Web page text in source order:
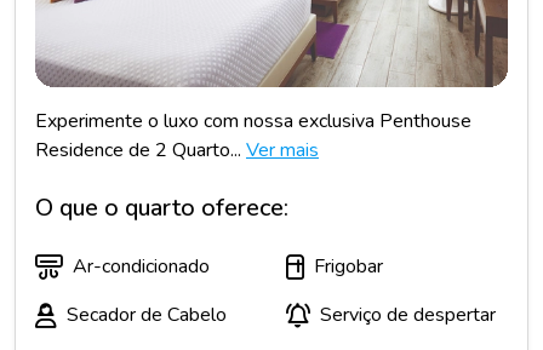
Experimente o luxo com nossa exclusiva Penthouse
Residence de 2 Quarto... Ver mais
O que o quarto oferece:
Ar-condicionado
Frigobar
Secador de Cabelo
Serviço de despertar